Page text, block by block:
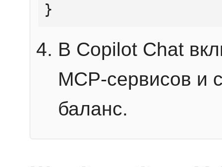
}
В Copilot Chat
MCP-сервисов и
баланс.